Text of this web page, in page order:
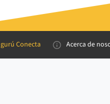
gurú Conecta Acerca de